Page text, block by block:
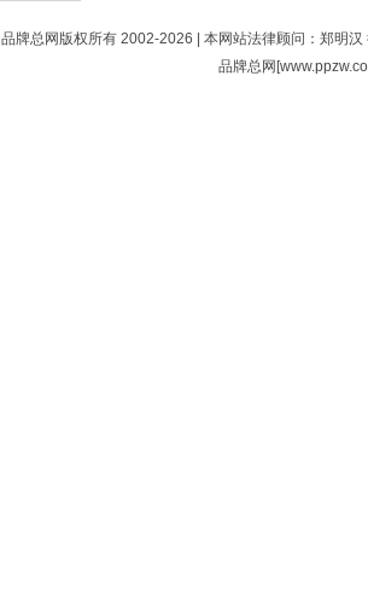
品牌总网版权所有 2002-2026 | 本网站法律顾问：郑明
品牌总网